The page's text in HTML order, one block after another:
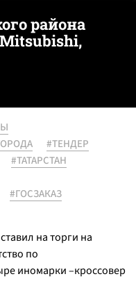
района
#ТЕНДЕР
#ТАТАРСТАН
#ГОСЗАКАЗ
на торги на
по
иномарки –кроссовер